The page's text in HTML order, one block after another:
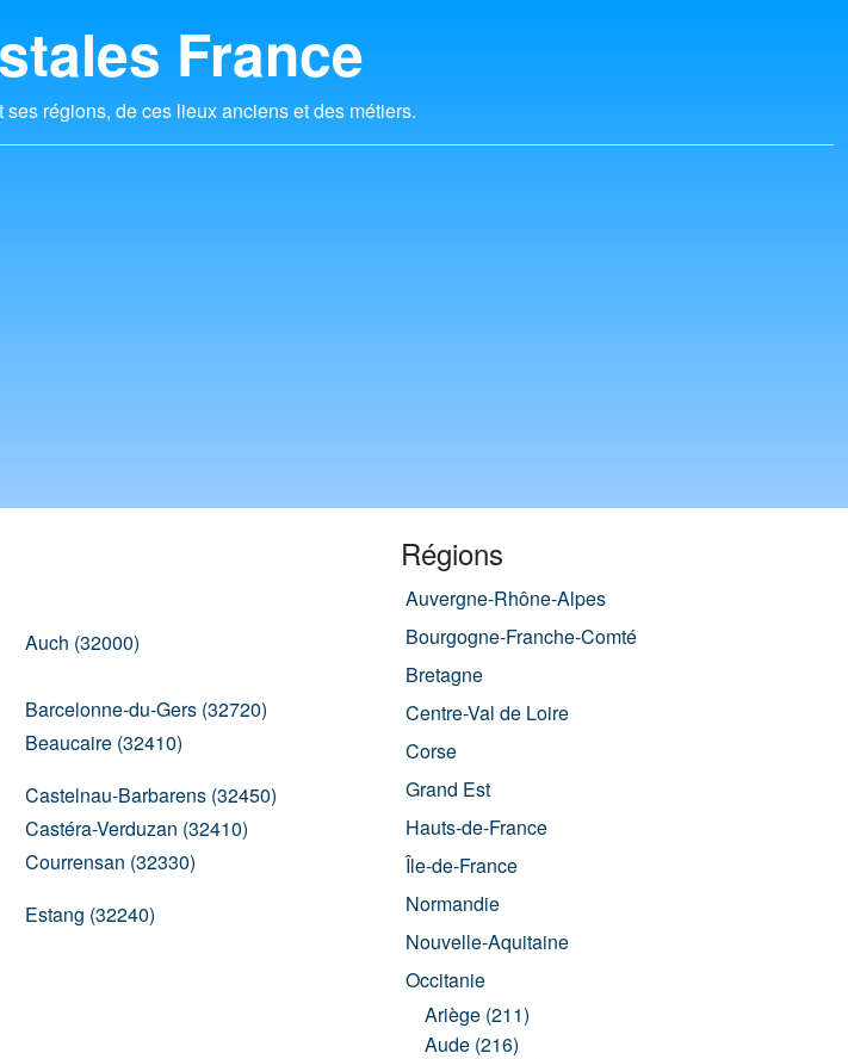
France
régions, de ces lieux anciens et des métiers.
Auch (32000)
Barcelonne-du-Gers (32720)
Beaucaire (32410)
Castelnau-Barbarens (32450)
Castéra-Verduzan (32410)
Courrensan (32330)
Estang (32240)
Régions
Auvergne-Rhône-Alpes
Bourgogne-Franche-Comté
Bretagne
Centre-Val de Loire
Corse
Grand Est
Hauts-de-France
Île-de-France
Normandie
Nouvelle-Aquitaine
Occitanie
Ariège (211)
Aude (216)